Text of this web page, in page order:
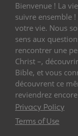
Bienvenue ! La
suivre ensemble
votre vie. Nous
sens aux
rencontrer une
Christ –,
Bible, et vous
découvrent ce
reviendrez
Privacy Policy
Terms of Use